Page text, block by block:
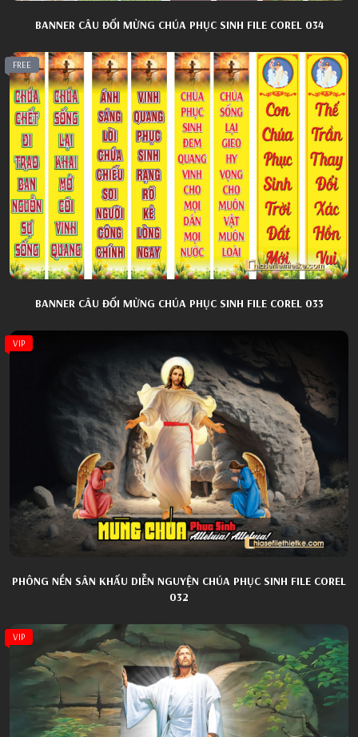
BANNER CÂU ĐỐI MỪNG CHÚA PHỤC SINH FILE COREL 034
FREE
BANNER CÂU ĐỐI MỪNG CHÚA PHỤC SINH FILE COREL 033
VIP
PHÔNG NỀN SÂN KHẤU DIỄN NGUYỆN CHÚA PHỤC SINH FILE COREL
032
VIP